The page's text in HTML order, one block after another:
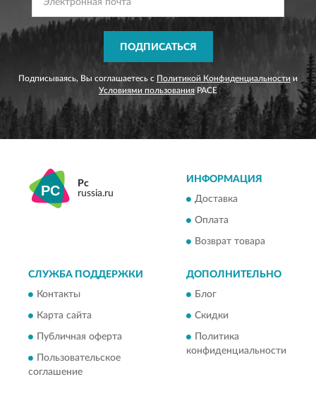
ПОДПИСАТЬСЯ
Подписываясь, Вы соглашаетесь с Политикой Конфиденциальности и
Условиями пользования PACE
Pc
russia.ru
ИНФОРМАЦИЯ
Доставка
Оплата
Возврат товара
СЛУЖБА ПОДДЕРЖКИ
Контакты
Карта сайта
Публичная оферта
Пользовательское
соглашение
ДОПОЛНИТЕЛЬНО
Блог
Скидки
Политика
конфиденциальности